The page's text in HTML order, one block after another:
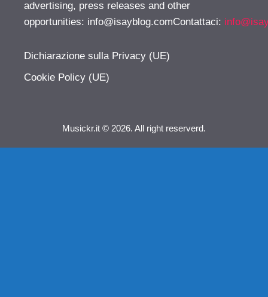
advertising, press releases and other
opportunities: info@isayblog.comContattaci:
Dichiarazione sulla Privacy (UE)
Cookie Policy (UE)
Musickr.it © 2026. All right reserverd.